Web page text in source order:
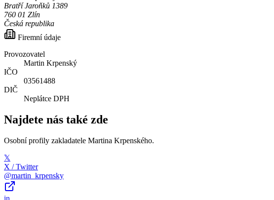
Bratří Jaroňků 1389
760 01 Zlín
Česká republika
Firemní údaje
Provozovatel
Martin Krpenský
IČO
03561488
DIČ
Neplátce DPH
Najdete nás také zde
Osobní profily zakladatele Martina Krpenského.
𝕏
X / Twitter
@martin_krpensky